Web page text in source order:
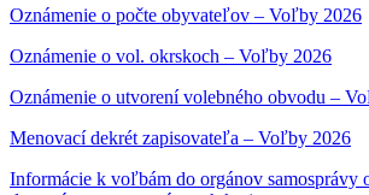
Oznámenie o počte obyvateľov – Voľby 2026
Oznámenie o vol. okrskoch – Voľby 2026
Oznámenie o utvorení volebného obvodu –
Menovací dekrét zapisovateľa – Voľby 2026
Informácie k voľbám do orgánov samosprávy